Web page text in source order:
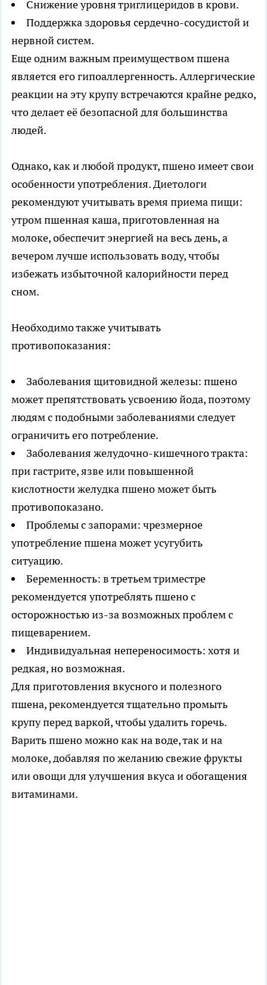
Снижение уровня триглицеридов в крови.
Поддержка здоровья сердечно-сосудистой и
нервной систем.
Еще одним важным преимуществом пшена
является его гипоаллергенность. Аллергические
реакции на эту крупу встречаются крайне редко,
что делает её безопасной для большинства
людей.
Однако, как и любой продукт, пшено имеет свои
особенности употребления. Диетологи
рекомендуют учитывать время приема пищи:
утром пшенная каша, приготовленная на
молоке, обеспечит энергией на весь день, а
вечером лучше использовать воду, чтобы
избежать избыточной калорийности перед
сном.
Необходимо также учитывать
противопоказания:
Заболевания щитовидной железы: пшено
может препятствовать усвоению йода, поэтому
людям с подобными заболеваниями следует
ограничить его потребление.
Заболевания желудочно-кишечного тракта:
при гастрите, язве или повышенной
кислотности желудка пшено может быть
противопоказано.
Проблемы с запорами: чрезмерное
употребление пшена может усугубить
ситуацию.
Беременность: в третьем триместре
рекомендуется употреблять пшено с
осторожностью из-за возможных проблем с
пищеварением.
Индивидуальная непереносимость: хотя и
редкая, но возможная.
Для приготовления вкусного и полезного
пшена, рекомендуется тщательно промыть
крупу перед варкой, чтобы удалить горечь.
Варить пшено можно как на воде, так и на
молоке, добавляя по желанию свежие фрукты
или овощи для улучшения вкуса и обогащения
витаминами.